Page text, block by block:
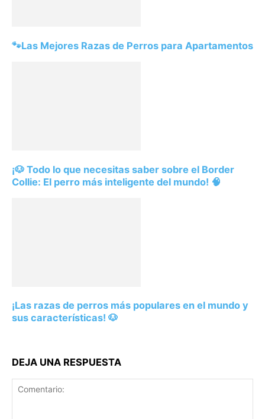
🐾Las Mejores Razas de Perros para Apartamentos
¡🐶 Todo lo que necesitas saber sobre el Border
Collie: El perro más inteligente del mundo! 🧠
¡Las razas de perros más populares en el mundo y
sus características! 🐶
DEJA UNA RESPUESTA